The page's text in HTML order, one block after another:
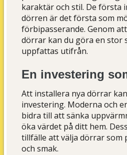
karaktär och stil. De första
dörren är det första som
förbipasserande. Genom
dörrar kan du göra en stor
uppfattas utifrån.
En investering
Att installera nya dörrar
investering. Moderna och
bidra till att sänka
öka värdet på ditt hem.
tillfälle att välja dörrar som
och smak.